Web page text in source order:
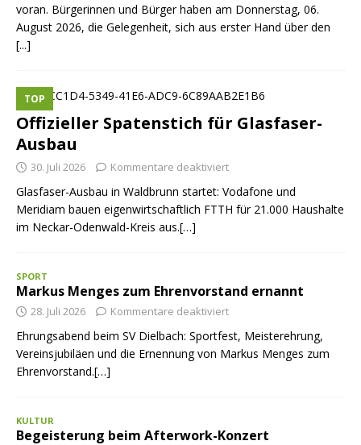
voran. Bürgerinnen und Bürger haben am Donnerstag, 06.
August 2026, die Gelegenheit, sich aus erster Hand über den
[...]
Offizieller Spatenstich für Glasfaser-
Ausbau
TOP
30. Juli 2026 Kommentare deaktiviert
Glasfaser-Ausbau in Waldbrunn startet: Vodafone und
Meridiam bauen eigenwirtschaftlich FTTH für 21.000 Haushalte
im Neckar-Odenwald-Kreis aus.[…]
SPORT
Markus Menges zum Ehrenvorstand ernannt
28. Juli 2026 Kommentare deaktiviert
Ehrungsabend beim SV Dielbach: Sportfest, Meisterehrung,
Vereinsjubiläen und die Ernennung von Markus Menges zum
Ehrenvorstand.[…]
KULTUR
Begeisterung beim Afterwork-Konzert